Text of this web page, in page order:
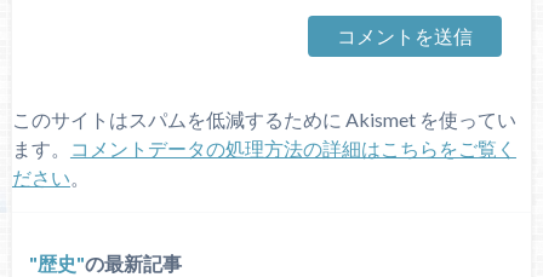
このサイトはスパムを低減するために Akismet を使ってい
ます。
コメントデータの処理方法の詳細はこちらをご覧く
ださい。
歴史 の最新記事